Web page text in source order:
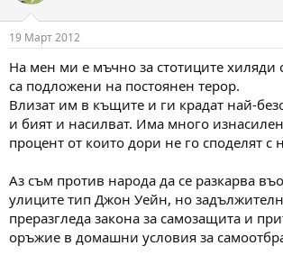
19 Март 2012
На мен ми е мъчно за стотиците хиляди
са подложени на постоянен терор.
Влизат им в къщите и ги крадат най-
и бият и насилват. Има много
процент от които дори не го споделят с
Аз съм против народа да се разкарва
улиците тип Джон Уейн, но
преразгледа закона за самозащита и
оръжие в домашни условия за